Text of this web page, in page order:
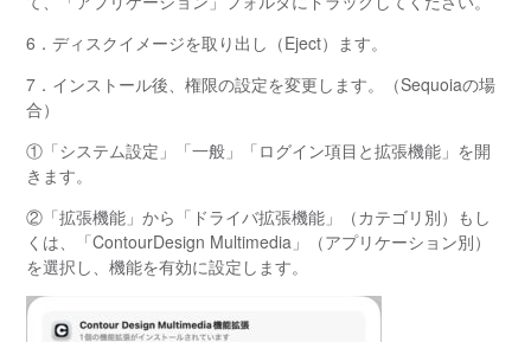
6．ディスクイメージを取り出し（Eject）ます。
7．インストール後、権限の設定を変更します。（Sequoiaの場
合）
①「システム設定」「一般」「ログイン項目と拡張機能」を開
きます。
②「拡張機能」から「ドライバ拡張機能」（カテゴリ別）もし
くは、「ContourDesign Multimedia」（アプリケーション別）
を選択し、機能を有効に設定します。